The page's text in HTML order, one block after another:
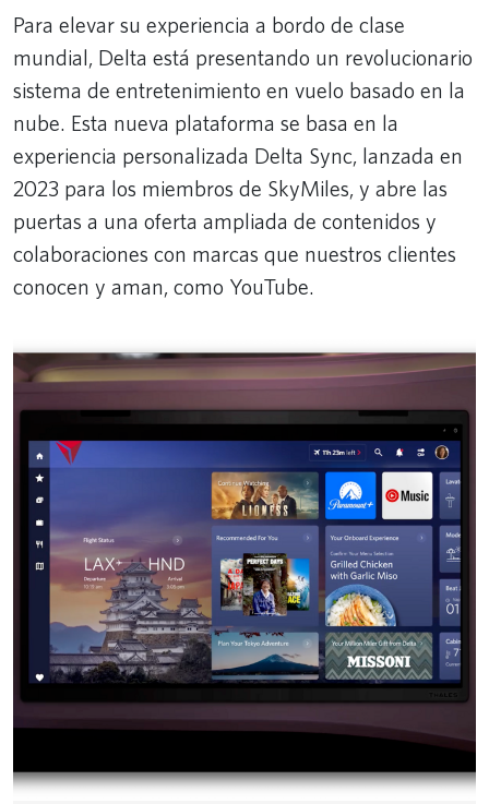
Para elevar su experiencia a bordo de clase
mundial, Delta está presentando un revolucionario
sistema de entretenimiento en vuelo basado en la
nube. Esta nueva plataforma se basa en la
experiencia personalizada Delta Sync, lanzada en
2023 para los miembros de SkyMiles, y abre las
puertas a una oferta ampliada de contenidos y
colaboraciones con marcas que nuestros clientes
conocen y aman, como YouTube.